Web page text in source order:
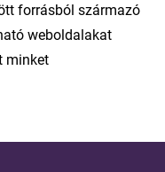
forrásból származó
weboldalakat
minket